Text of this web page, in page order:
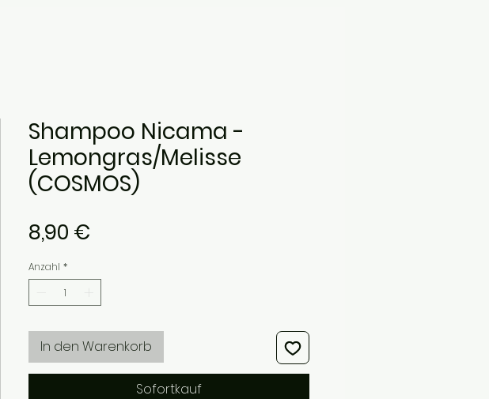
Shampoo Nicama -
Lemongras/Melisse
(COSMOS)
8,90 €
Anzahl *
In den Warenkorb
Sofortkauf